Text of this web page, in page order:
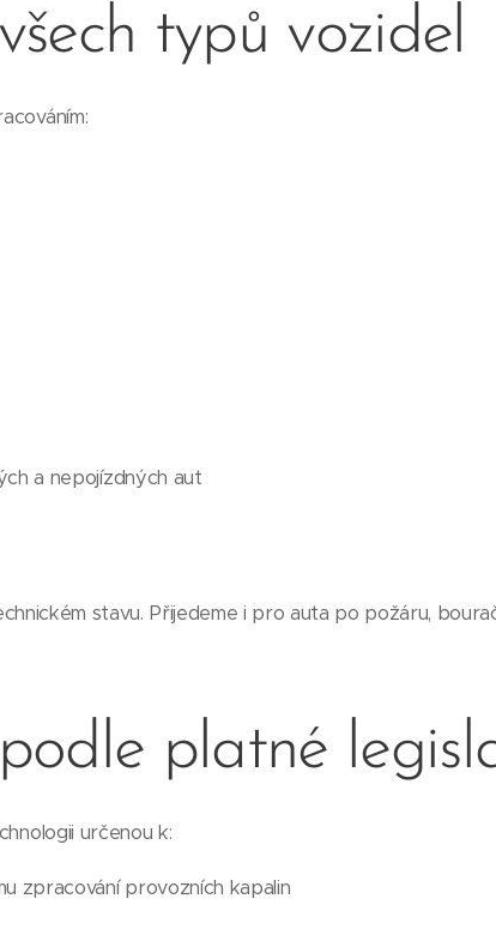
typů vozidel
a nepojízdných aut
stavu. Přijedeme i pro auta po požáru,
platné
určenou k:
zpracování provozních kapalin